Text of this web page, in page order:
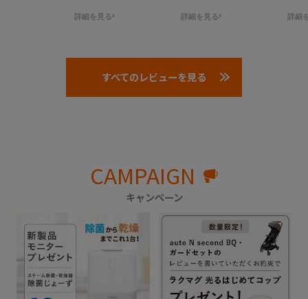
詳細を見る
そうに笑顔だったので
詳細を見る
ズもそこそこ小さく収
〇、タイヤは2輪タイ
プですが、安定感・走
います！
詳細
が多くなるので、
たので乗り心地が
んだろうなと感じ
すべてのレビューを見る
CAMPAIGN
キャンペーン